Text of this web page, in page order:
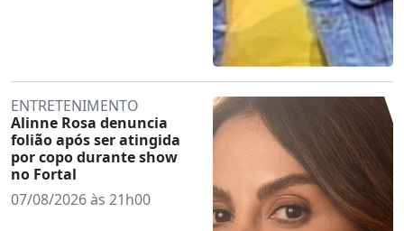
ENTRETENIMENTO
Alinne Rosa denuncia
folião após ser atingida
por copo durante show
no Fortal
07/08/2026 às 21h00